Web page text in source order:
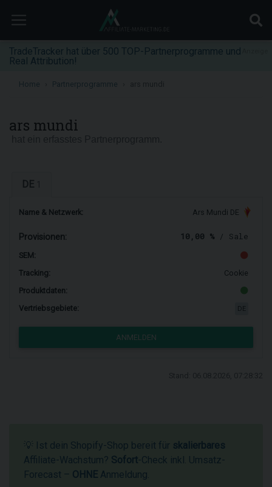
TradeTracker hat über 500 TOP-Partnerprogramme und
Real Attribution!
Home Partnerprogramme
ars mundi
DE
Name & Netzwerk: Ars Mundi DE
Provisionen: 10,00 % / Sale
SEM:
Tracking:
Cookie
Produktdaten:
Vertriebsgebiete:
ANMELDEN
💡 Ist dein Shopify-Shop bereit für skalierbares
Affiliate-Wachstum? Sofort-Check inkl. Umsatz-
Forecast – OHNE Anmeldung.